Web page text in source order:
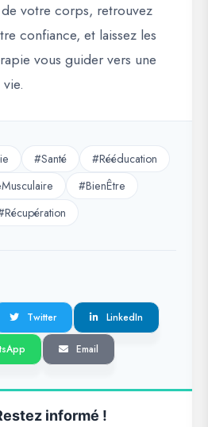
votre corps, retrouvez
confiance, et laissez les
vous guider vers une
#Santé
#Rééducation
#BienÊtre
Twitter LinkedIn
Email
informé !